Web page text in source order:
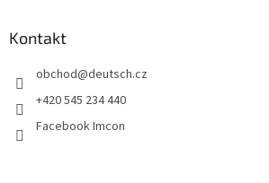
Kontakt
obchod@deutsch.cz
+420 545 234 440
Facebook Imcon